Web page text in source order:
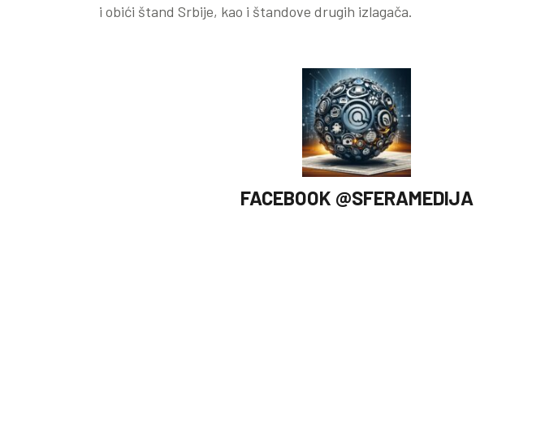
i obići štand Srbije, kao i štandove drugih izlagača.
FACEBOOK @SFERAMEDIJA